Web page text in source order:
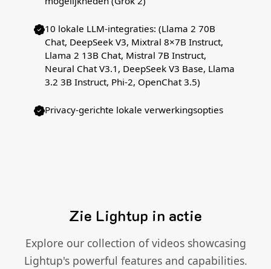
10 lokale LLM-integraties: (Llama 2 70B
Chat, DeepSeek V3, Mixtral 8×7B Instruct,
Llama 2 13B Chat, Mistral 7B Instruct,
Neural Chat V3.1, DeepSeek V3 Base, Llama
3.2 3B Instruct, Phi-2, OpenChat 3.5)
Privacy-gerichte lokale verwerkingsopties
Zie Lightup in actie
Explore our collection of videos showcasing
Lightup's powerful features and capabilities.